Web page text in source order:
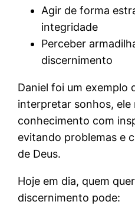
Agir de forma
integridade
Perceber
discernimento
Daniel foi um exemplo
interpretar sonhos, ele
conhecimento com
evitando problemas e
de Deus.
Hoje em dia, quem
discernimento pode: